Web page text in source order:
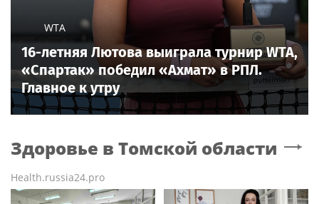
WTA
16-летняя Лютова выиграла турнир WTA,
«Спартак» победил «Ахмат» в РПЛ.
Главное к утру
Здоровье в Томской области
Health.russia24.pro